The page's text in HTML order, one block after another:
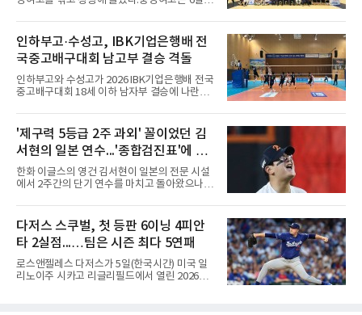
고교 시절 시속 160km에 달하는 강속구로 큰 스
리츠와 마이애미 말린스를 거쳐 메츠에 둥지를
틀며 반등을 노렸으나
행배 전국중고배구대회 18세 이하 여자부 결승
에서 선명여고를 세트스코어 3-1(13-25, 25-14,
25-17, 25-10)로 물리치고 우승을 차지했다.첫
세트를 13-25로 내주며 불안하게 출발한 중앙여
고는 이후 조직력을 되찾아 2세트부터 경기 주
도권을 완전히 장악했다. 강한 서브와 탄탄한 수
비를 앞세워 내리 세 세트를 따내며 짜릿한 역전
권대회 결승에서 모두 선명여고에 패해 준우승
에 머물렀다. 그러나 세 번째
인하부고·수성고, IBK기업은행배 전
국중고배구대회 남고부 결승 격돌
인하부고와 수성고가 2026 IBK기업은행배 전국
중고배구대회 18세 이하 남자부 결승에 나란히
하부고는 5일 충북 제천실내체육관에서 열린 대
회 남자 18세 이하부 준결승에서 남성고를 세트
스코어 3-1(25-17, 17-25, 25-21, 25-17)로 꺾
고 결승행 티켓을 따냈다. 인하부고는 높은 공격
성공률을 앞세워 경기 주도권을 잡으며 승리를
거뒀다.수성고도 준결승에서 속초고를 상대로
안정된 조직력을 바탕으로 3-1(25-23, 25-16,
고는 인하부고와 우승을 다툴 기회를 잡았다.여
자 18세 이하부에서는 중앙여고
'제구력 5등급 2주 과외' 꼴이었던 김
서현의 일본 연수...'종합검진표'에 불
과
한화 이글스의 영건 김서현이 일본의 전문 시설
에서 2주간의 단기 연수를 마치고 돌아왔으나,
출하며 야구 팬들과 전문가들 사이에 씁쓸한 뒷
맛을 남기고 있다.출국 당시만 해도 선수의 고질
적인 제구 문제를 해결할 특효약이 될 것처럼 포
장되었던 이번 연수는, 뚜껑을 열어보니 '제구력
5등급에게 2주짜리 족집게 과외를 붙여 1등급을
기대한 꼴'이었다는 냉정한 평가를 피하기 어렵
게 됐다.야구에서 투수의 제구력은 오랜 시간 투
다저스 스쿠벌, 첫 등판 6이닝 4피안
타 2실점...…팀은 시즌 최다 5연패
로스앤젤레스 다저스가 5일(한국시간) 미국 일
리노이주 시카고 리글리필드에서 열린 2026